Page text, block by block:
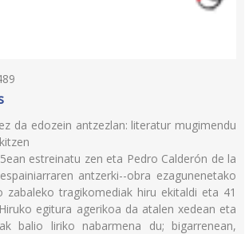
da edozein antzezlan: literatur mugimendu
estreinatu zen eta Pedro Calderón de la
antzerki--obra ezagunenetako
zabaleko tragikomediak hiru ekitaldi eta 41
egitura agerikoa da atalen xedean eta
balio liriko nabarmena du; bigarrenean,